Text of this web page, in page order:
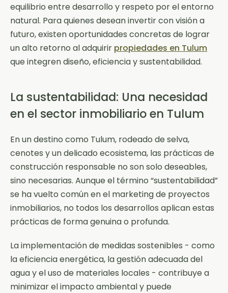
equilibrio entre desarrollo y respeto por el entorno
natural. Para quienes desean invertir con visión a
futuro, existen oportunidades concretas de lograr
un alto retorno al adquirir propiedades en Tulum
que integren diseño, eficiencia y sustentabilidad.
La sustentabilidad: Una necesidad
en el sector inmobiliario en Tulum
En un destino como Tulum, rodeado de selva,
cenotes y un delicado ecosistema, las prácticas de
construcción responsable no son solo deseables,
sino necesarias. Aunque el término “sustentabilidad”
se ha vuelto común en el marketing de proyectos
inmobiliarios, no todos los desarrollos aplican estas
prácticas de forma genuina o profunda.
La implementación de medidas sostenibles - como
la eficiencia energética, la gestión adecuada del
agua y el uso de materiales locales - contribuye a
minimizar el impacto ambiental y puede